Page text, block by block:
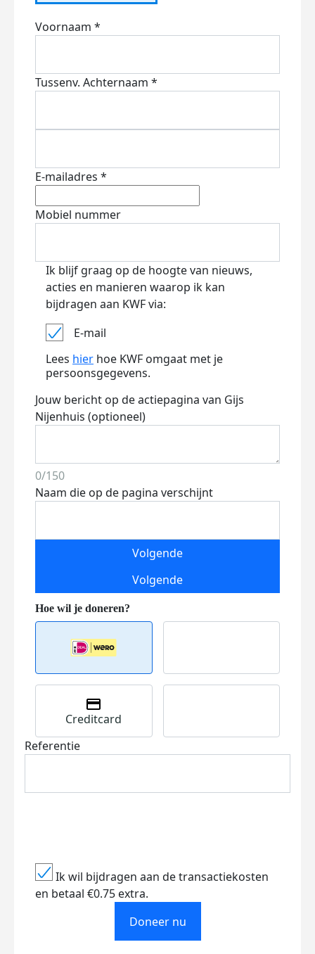
Voornaam *
Tussenv. Achternaam *
E-mailadres *
Mobiel nummer
Ik blijf graag op de hoogte van nieuws,
acties en manieren waarop ik kan
bijdragen aan KWF via:
E-mail
Lees hier hoe KWF omgaat met je
persoonsgegevens.
Jouw bericht op de actiepagina van Gijs
Nijenhuis (optioneel)
0/150
Naam die op de pagina verschijnt
Volgende
Volgende
Creditcard
Referentie
Ik wil bijdragen aan de transactiekosten
en betaal €0.75 extra.
Doneer nu